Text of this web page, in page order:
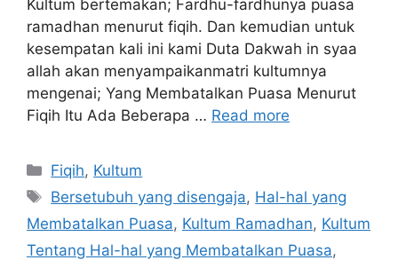
Kultum bertemakan; Fardhu-fardhunya puasa
ramadhan menurut fiqih. Dan kemudian untuk
kesempatan kali ini kami Duta Dakwah in syaa
allah akan menyampaikanmatri kultumnya
mengenai; Yang Membatalkan Puasa Menurut
Fiqih Itu Ada Beberapa … Read more
Categories
Fiqih, Kultum
Tags
Bersetubuh yang disengaja, Hal-hal yang
Membatalkan Puasa, Kultum Ramadhan, Kultum
Tentang Hal-hal yang Membatalkan Puasa,